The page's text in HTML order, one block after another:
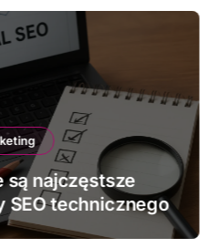
są najczęstsze
SEO technicznego